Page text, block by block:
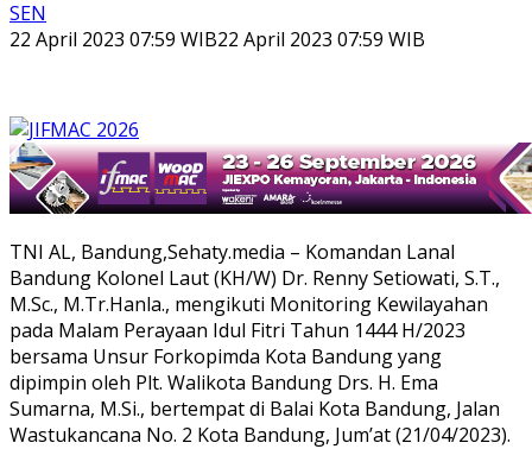
SEN
22 April 2023 07:59 WIB22 April 2023 07:59 WIB
TNI AL, Bandung,Sehaty.media – Komandan Lanal
Bandung Kolonel Laut (KH/W) Dr. Renny Setiowati, S.T.,
M.Sc., M.Tr.Hanla., mengikuti Monitoring Kewilayahan
pada Malam Perayaan Idul Fitri Tahun 1444 H/2023
bersama Unsur Forkopimda Kota Bandung yang
dipimpin oleh Plt. Walikota Bandung Drs. H. Ema
Sumarna, M.Si., bertempat di Balai Kota Bandung, Jalan
Wastukancana No. 2 Kota Bandung, Jum’at (21/04/2023).